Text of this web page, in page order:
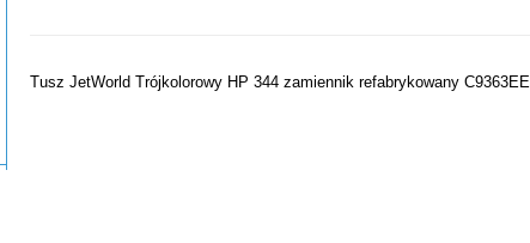
Tusz JetWorld Trójkolorowy HP 344 zamiennik refabrykowany C9363EE